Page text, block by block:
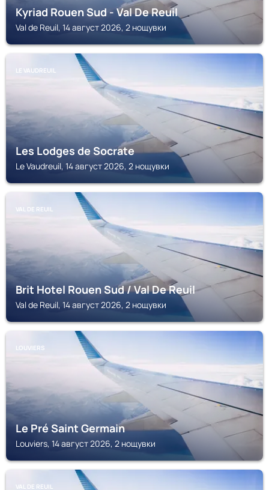
Kyriad Rouen Sud - Val De Reuil
Val de Reuil, 14 август 2026, 2 нощувки
LE VAUDREUIL
Les Lodges de Socrate
Le Vaudreuil, 14 август 2026, 2 нощувки
VAL DE REUIL
Brit Hotel Rouen Sud / Val De Reuil
Val de Reuil, 14 август 2026, 2 нощувки
LOUVIERS
Le Pré Saint Germain
Louviers, 14 август 2026, 2 нощувки
VAL DE REUIL